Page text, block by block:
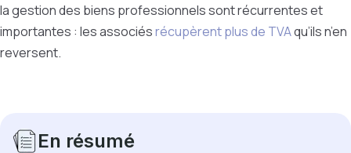
la gestion des biens professionnels sont récurrentes et
importantes : les associésrécupèrent plus de TVAqu’ils n’en
reversent.
En résumé